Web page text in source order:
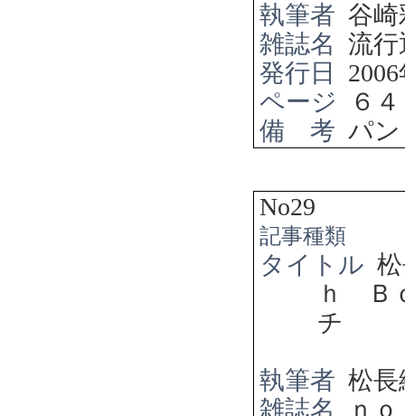
執筆者 谷崎
雑誌名 流行
発行日
2006
ページ
６
備 考 パ
No29
記事種類
タイトル
ｈ Ｂ
チ
執筆者 松長
雑誌名
ｎ